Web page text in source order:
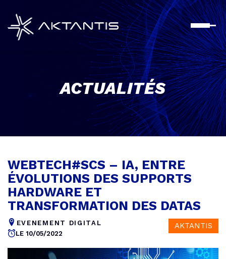
contenu
principal
ACTUALITÉS
WEBTECH#SCS – IA, ENTRE
ÉVOLUTIONS DES SUPPORTS
HARDWARE ET
TRANSFORMATION DES DATAS
EVENEMENT DIGITAL
LE 10/05/2022
AKTANTIS